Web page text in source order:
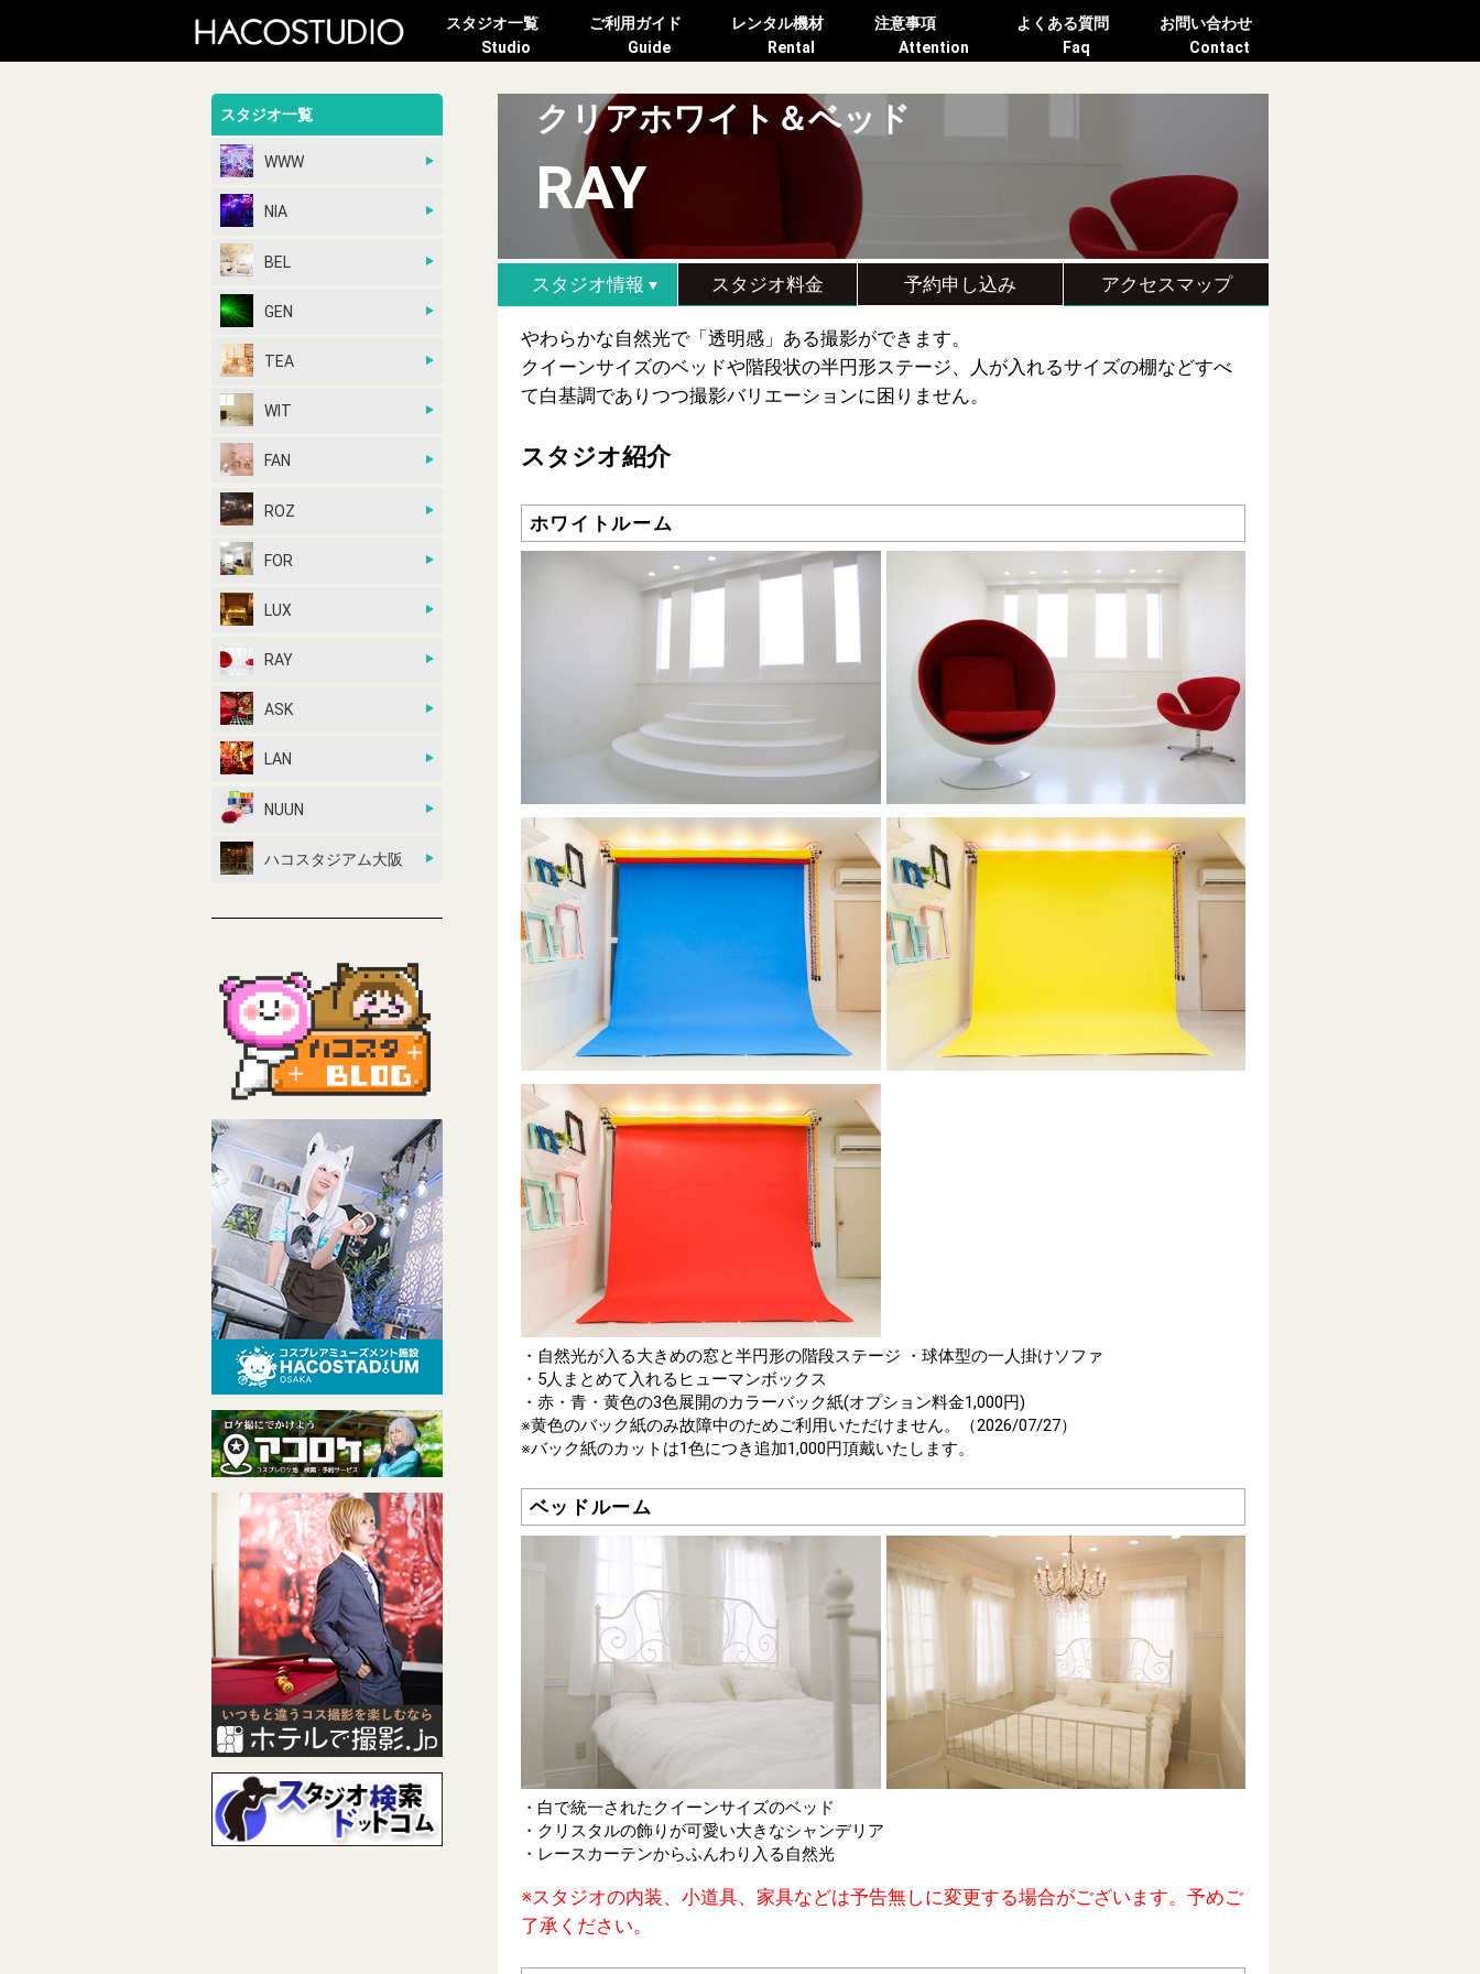
スタジオ一覧
Studio
ご利用ガイド
Guide
レンタル機材
Rental
注意事項
Attention
よくある質問
Faq
お問い合わせ
Contact
スタジオ一覧
WWW
NIA
BEL
GEN
TEA
WIT
FAN
ROZ
FOR
LUX
RAY
ASK
LAN
NUUN
ハコスタジアム大阪
クリアホワイト＆ベッド
RAY
スタジオ情報 スタジオ料金 予約申し込み アクセスマップ
やわらかな自然光で「透明感」ある撮影ができます。
クイーンサイズのベッドや階段状の半円形ステージ、人が入れるサイズの棚などすべ
て白基調でありつつ撮影バリエーションに困りません。
スタジオ紹介
ホワイトルーム
・自然光が入る大きめの窓と半円形の階段ステージ ・球体型の一人掛けソファ
・5人まとめて入れるヒューマンボックス
・赤・青・黄色の3色展開のカラーバック紙(オプション料金1,000円)
※黄色のバック紙のみ故障中のためご利用いただけません。（2026/07/27）
※バック紙のカットは1色につき追加1,000円頂戴いたします。
ベッドルーム
・白で統一されたクイーンサイズのベッド
・クリスタルの飾りが可愛い大きなシャンデリア
・レースカーテンからふんわり入る自然光
※スタジオの内装、小道具、家具などは予告無しに変更する場合がございます。予めご
了承ください。